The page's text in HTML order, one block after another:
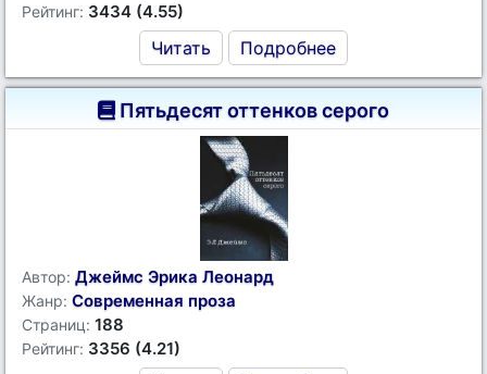
Рейтинг: 3434 (4.55)
Читать Подробнее
Пятьдесят оттенков серого
Автор: Джеймс Эрика Леонард
Жанр: Современная проза
Страниц: 188
Рейтинг: 3356 (4.21)